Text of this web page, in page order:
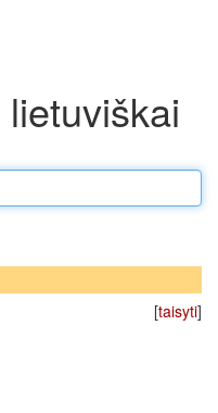
[taisyti]